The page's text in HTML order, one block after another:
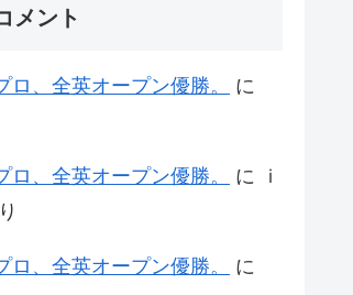
メント
ロ、全英オープン優勝。
に
ロ、全英オープン優勝。 に
ｉ
ロ、全英オープン優勝。
に